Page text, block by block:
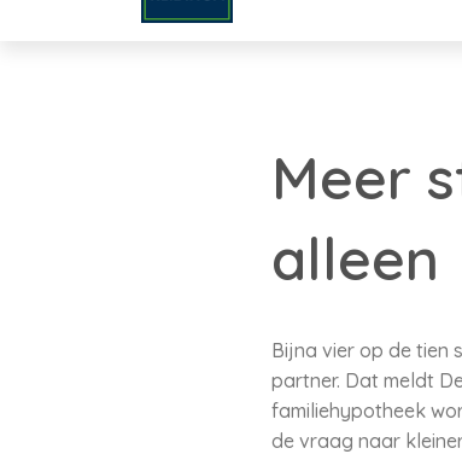
Meer
alleen
Bijna vier op de tien
partner. Dat meldt
familiehypotheek
de vraag naar